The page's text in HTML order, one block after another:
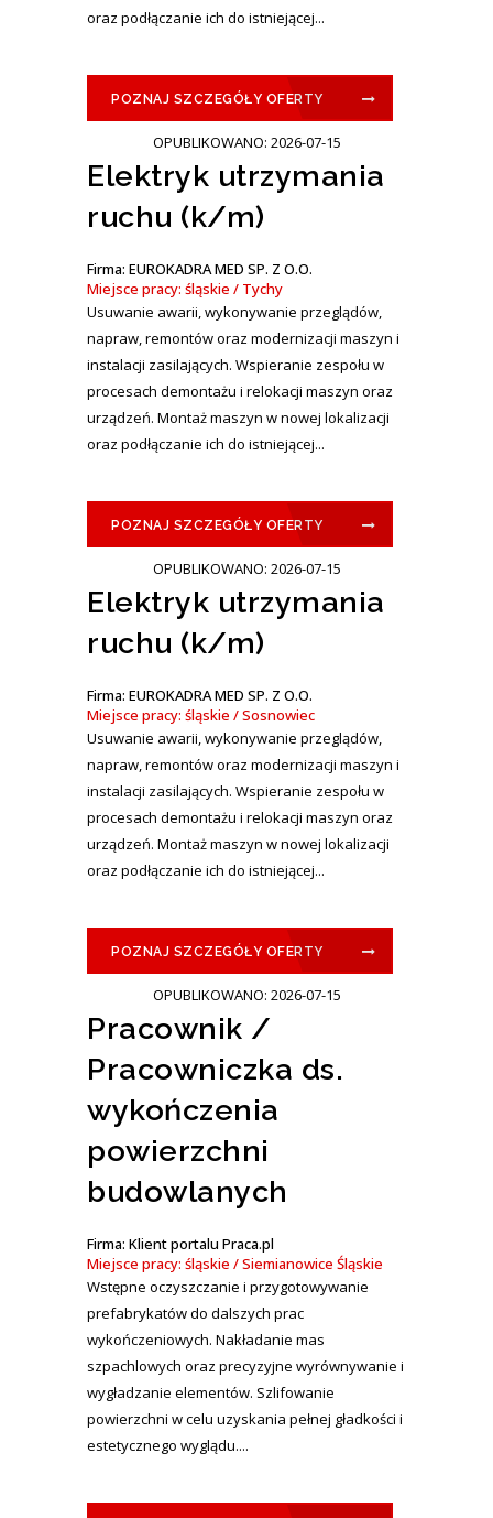
oraz podłączanie ich do istniejącej...
POZNAJ SZCZEGÓŁY OFERTY
OPUBLIKOWANO: 2026-07-15
Elektryk utrzymania
ruchu (k/m)
Firma: EUROKADRA MED SP. Z O.O.
Miejsce pracy: śląskie / Tychy
Usuwanie awarii, wykonywanie przeglądów,
napraw, remontów oraz modernizacji maszyn i
instalacji zasilających. Wspieranie zespołu w
procesach demontażu i relokacji maszyn oraz
urządzeń. Montaż maszyn w nowej lokalizacji
oraz podłączanie ich do istniejącej...
POZNAJ SZCZEGÓŁY OFERTY
OPUBLIKOWANO: 2026-07-15
Elektryk utrzymania
ruchu (k/m)
Firma: EUROKADRA MED SP. Z O.O.
Miejsce pracy: śląskie / Sosnowiec
Usuwanie awarii, wykonywanie przeglądów,
napraw, remontów oraz modernizacji maszyn i
instalacji zasilających. Wspieranie zespołu w
procesach demontażu i relokacji maszyn oraz
urządzeń. Montaż maszyn w nowej lokalizacji
oraz podłączanie ich do istniejącej...
POZNAJ SZCZEGÓŁY OFERTY
OPUBLIKOWANO: 2026-07-15
Pracownik /
Pracowniczka ds.
wykończenia
powierzchni
budowlanych
Firma: Klient portalu Praca.pl
Miejsce pracy: śląskie / Siemianowice Śląskie
Wstępne oczyszczanie i przygotowywanie
prefabrykatów do dalszych prac
wykończeniowych. Nakładanie mas
szpachlowych oraz precyzyjne wyrównywanie i
wygładzanie elementów. Szlifowanie
powierzchni w celu uzyskania pełnej gładkości i
estetycznego wyglądu....